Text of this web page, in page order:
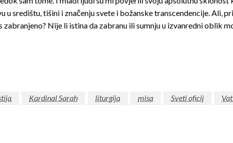
u središtu, tišini i značenju svete i božanske transcendencije. Ali,
Nije li istina da zabranu ili sumnju u izvanredni oblik
Kardinal Sarah liturgija misa Sveti oficij